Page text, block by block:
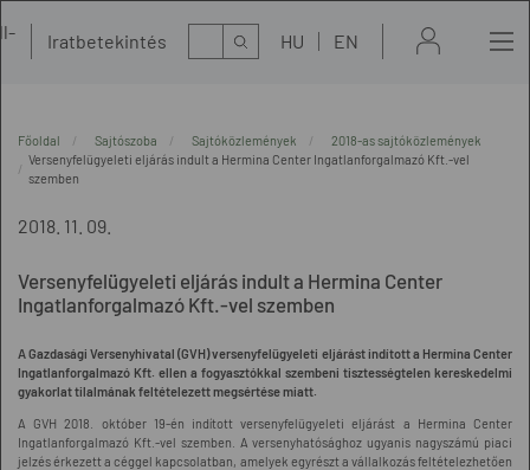
Iratbetekintés Kereső HU EN
Főoldal Sajtószoba Sajtóközlemények
2018-as sajtóközlemények
Versenyfelügyeleti eljárás indult a Hermina Center Ingatlanforgalmazó Kft.-vel
szemben
2018. 11. 09.
Versenyfelügyeleti eljárás indult a Hermina Center
Ingatlanforgalmazó Kft.-vel szemben
A Gazdasági Versenyhivatal (GVH) versenyfelügyeleti eljárást indított a Hermina Center
Ingatlanforgalmazó Kft. ellen a fogyasztókkal szembeni tisztességtelen kereskedelmi
gyakorlat tilalmának feltételezett megsértése miatt.
A GVH 2018. október 19-én indított versenyfelügyeleti eljárást a Hermina Center
Ingatlanforgalmazó Kft.-vel szemben. A versenyhatósághoz ugyanis nagyszámú piaci
jelzés érkezett a céggel kapcsolatban, amelyek egyrészt a vállalkozás feltételezhetően